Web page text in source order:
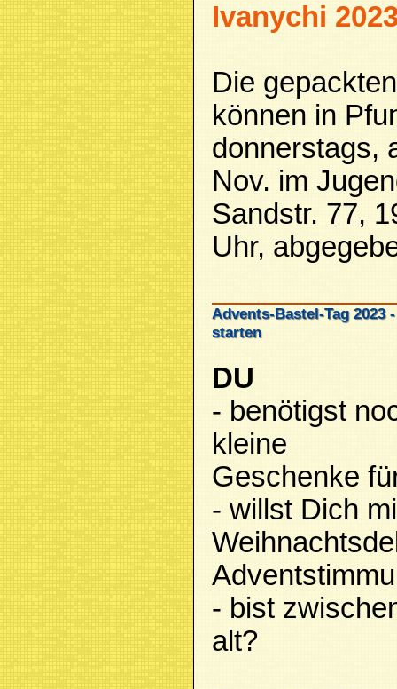
Ivanychi
Die
können in
donnerstags,
Nov. im
Sandstr. 77,
Uhr,
Advents-Bastel-Tag 2023
starten
DU
- benötigst
kleine
Geschenke
- willst Dich
- bist
alt?